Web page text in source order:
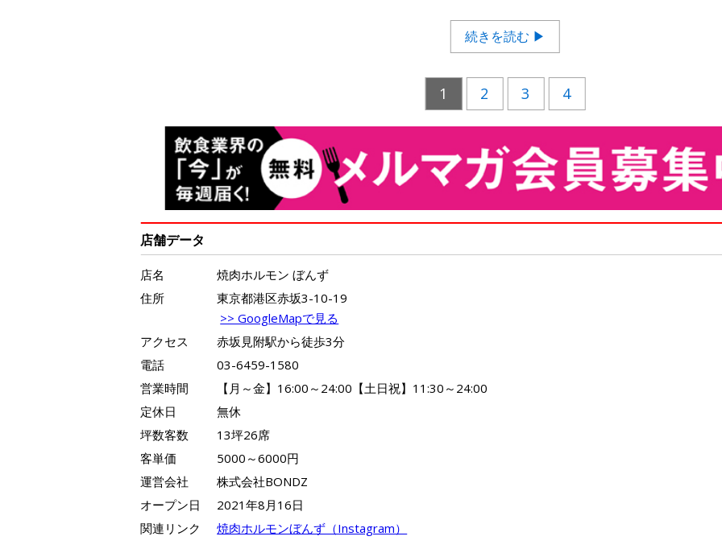
続きを読む ▶
1 2 3 4
店舗データ
店名
焼肉ホルモン ぼんず
住所
東京都港区赤坂3-10-19
>> GoogleMapで見る
アクセス
赤坂見附駅から徒歩3分
電話
03-6459-1580
営業時間
【月～金】16:00～24:00【土日祝】11:30～24:00
定休日
無休
坪数客数
13坪26席
客単価
5000～6000円
運営会社
株式会社BONDZ
オープン日
2021年8月16日
関連リンク
焼肉ホルモンぼんず（Instagram）